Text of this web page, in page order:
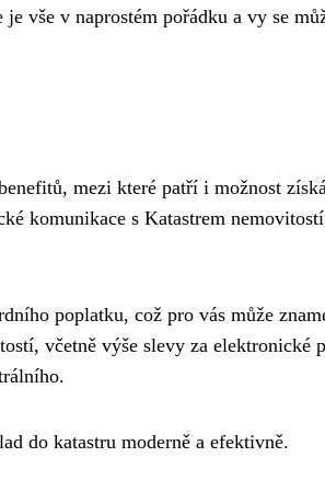
vše v naprostém pořádku a vy se
mezi které patří i možnost
komunikace s Katastrem nemovitostí
poplatku, což pro vás může
včetně výše slevy za elektronické
do katastru moderně a efektivně.